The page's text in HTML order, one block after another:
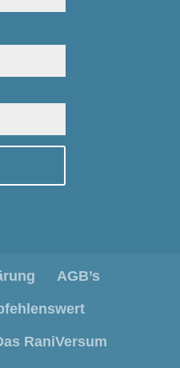
AGB’s
RaniVersum